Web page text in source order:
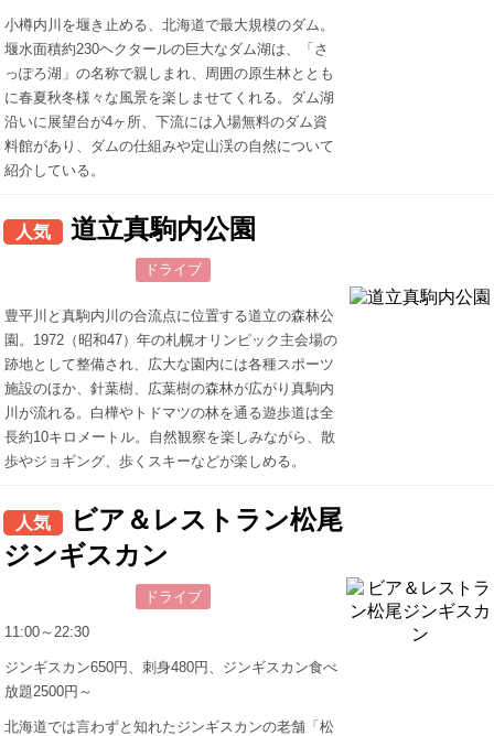
小樽内川を堰き止める、北海道で最大規模のダム。
堰水面積約230ヘクタールの巨大なダム湖は、「さ
っぽろ湖」の名称で親しまれ、周囲の原生林ととも
に春夏秋冬様々な風景を楽しませてくれる。ダム湖
沿いに展望台が4ヶ所、下流には入場無料のダム資
料館があり、ダムの仕組みや定山渓の自然について
紹介している。
人気 道立真駒内公園
ドライブ
豊平川と真駒内川の合流点に位置する道立の森林公
園。1972（昭和47）年の札幌オリンピック主会場の
跡地として整備され、広大な園内には各種スポーツ
施設のほか、針葉樹、広葉樹の森林が広がり真駒内
川が流れる。白樺やトドマツの林を通る遊歩道は全
長約10キロメートル。自然観察を楽しみながら、散
歩やジョギング、歩くスキーなどが楽しめる。
人気
ビア＆レストラン松尾
ジンギスカン
ドライブ
11:00～22:30
ジンギスカン650円、刺身480円、ジンギスカン食べ
放題2500円～
北海道では言わずと知れたジンギスカンの老舗「松